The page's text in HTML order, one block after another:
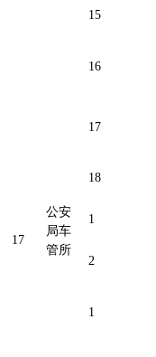
15
16
17
18
17
公安
局车
管所
1
2
1